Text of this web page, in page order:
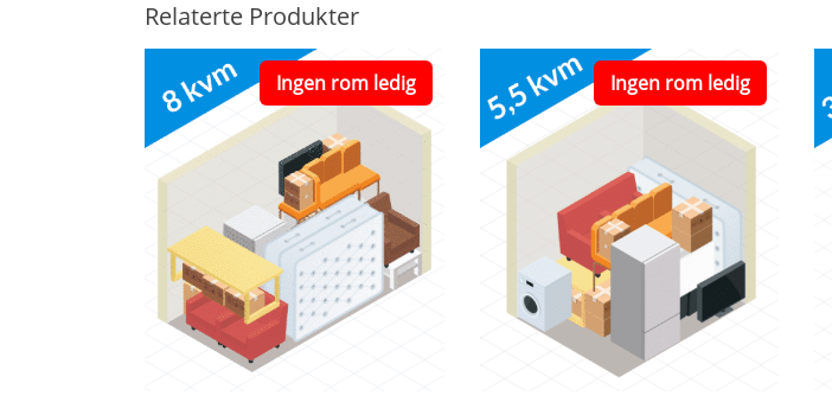
Relaterte Produkter
Ingen rom ledig Ingen rom ledig